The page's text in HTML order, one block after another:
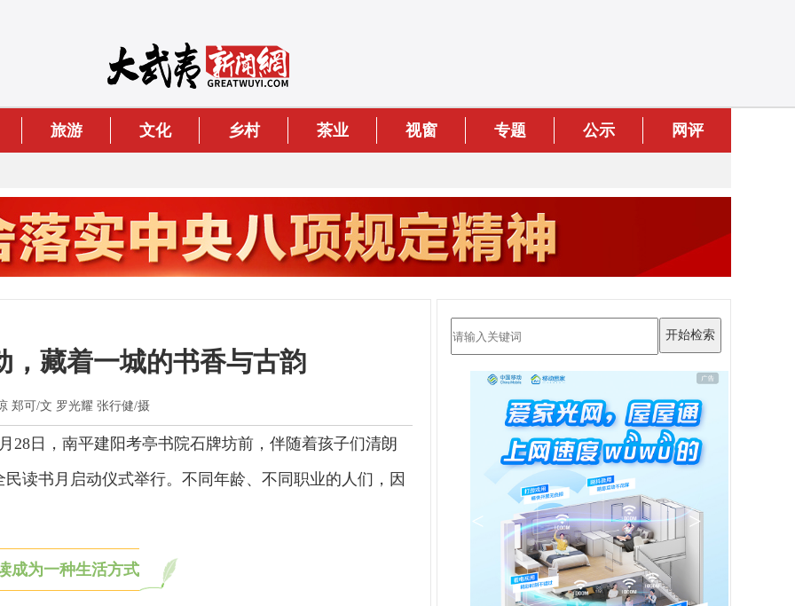
旅游 文化 乡村 茶业 视窗 专题 公示 网评
，藏着一城的书香与古韵
郑可/文 罗光耀 张行健/摄
日，南平建阳考亭书院石牌坊前，伴随着孩子们清朗
读书月启动仪式举行。不同年龄、不同职业的人们，因
成为一种生活方式